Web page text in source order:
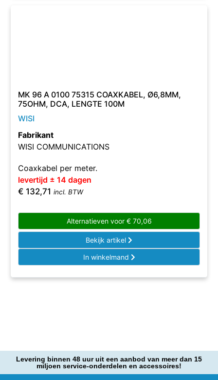
MK 96 A 0100 75315 COAXKABEL, Ø6,8MM,
75OHM, DCA, LENGTE 100M
WISI
Fabrikant
WISI COMMUNICATIONS
Coaxkabel per meter.
levertijd ± 14 dagen
€ 132,71 incl. BTW
Alternatieven voor €70,06
Bekijk artikel
In winkelmand
Levering binnen 48 uur uit een aanbod van meer dan 15
miljoen service-onderdelen en accessoires!